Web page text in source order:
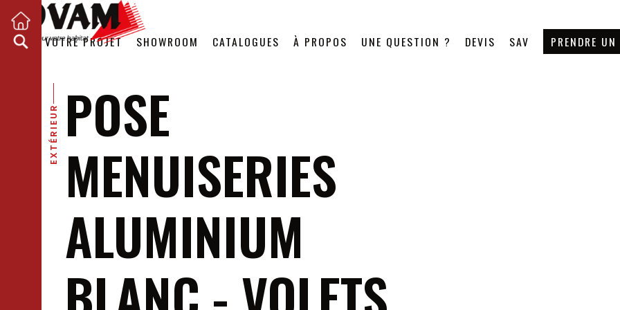
VOTRE PROJET SHOWROOM CATALOGUES À PROPOS UNE QUESTION ? DEVIS SAV PRENDRE
EXTÉRIEURPOSE
MENUISERIES
ALUMINIUM